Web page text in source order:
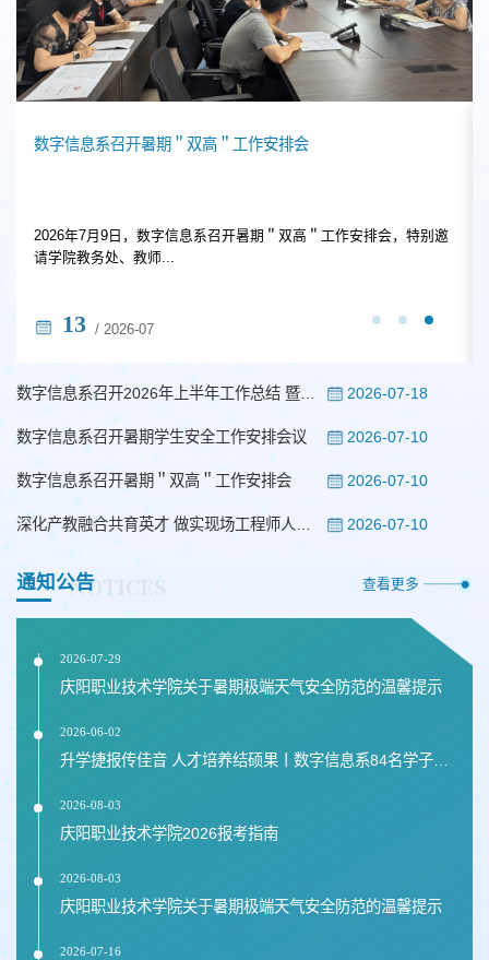
数字信息系召开暑期＂双高＂工作安排会
2026年7月9日，数字信息系召开暑期＂双高＂工作安排会，特别邀
请学院教务处、教师...
13 / 2026-07
2026-07-18
数字信息系召开暑期学生安全工作安排会议 2026-07-10
数字信息系召开暑期＂双高＂工作安排会 2026-07-10
2026-07-10
通知公告NOTICES 查看更多
2026-07-29
庆阳职业技术学院关于暑期极端天气安全防范的温馨提示
2026-06-02
2026-08-03
庆阳职业技术学院2026报考指南
2026-08-03
庆阳职业技术学院关于暑期极端天气安全防范的温馨提示
2026-07-16